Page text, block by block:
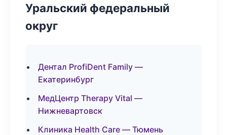
Уральский федеральный
округ
Дентал ProfiDent Family —
Екатеринбург
МедЦентр Therapy Vital —
Нижневартовск
Клиника Health Care — Тюмень